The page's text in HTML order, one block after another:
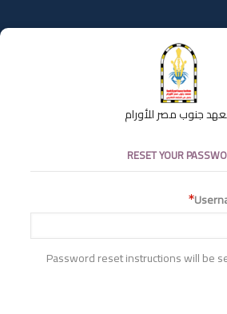
جنوب مصر للأورام
RESET YOUR
Password reset instructions will be